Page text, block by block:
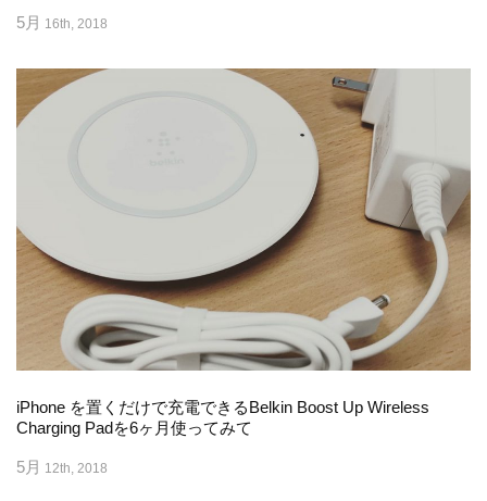
5月 16th, 2018
iPhone を置くだけで充電できるBelkin Boost Up Wireless
Charging Padを6ヶ月使ってみて
5月 12th, 2018